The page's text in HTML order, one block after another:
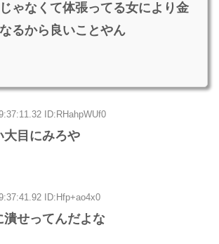
ゃなくて体張ってる女により金
るから良いことやん
ID:RHahpWUf0
大目にみろや
ID:Hfp+ao4x0
せってんだよな